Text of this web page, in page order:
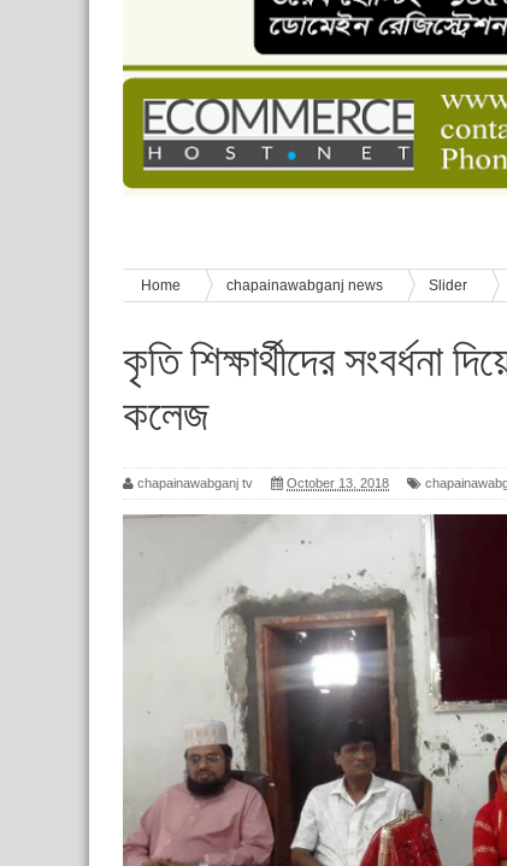
চাঁপাইনবাবগঞ্জে শেষ হয়েছে ৫ দিনের স্কাউট
বাংলাদেশ স্কাউটস দিবস পালন
পানি সংকট, কলস নিয়ে বিক্ষোভ
ঈদের শুভেচ্ছা জানিয়েছেন সাবেক ছাত্রলীগ
শিশু সুরক্ষা বিষয়ে চাঁপাইনবাবগঞ্জে দুই দিনব্যাপী
Home chapainawabganj news Slider
কলেজ
কৃতি শিক্ষার্থীদের সংবর্ধনা
কলেজ
chapainawabganj tv October 13, 2018